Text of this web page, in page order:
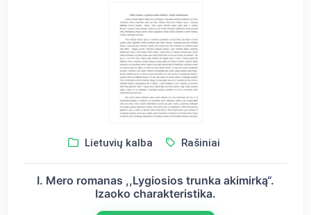
Lietuvių kalba Rašiniai
I. Mero romanas ,,Lygiosios trunka akimirką“.
Izaoko charakteristika.